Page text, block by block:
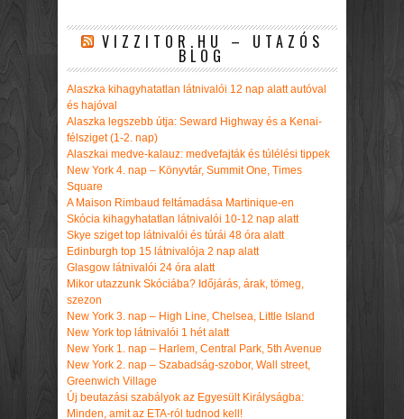
VIZZITOR.HU – UTAZÓS
BLOG
Alaszka kihagyhatatlan látnivalói 12 nap alatt autóval
és hajóval
Alaszka legszebb útja: Seward Highway és a Kenai-
félsziget (1-2. nap)
Alaszkai medve-kalauz: medvefajták és túlélési tippek
New York 4. nap – Könyvtár, Summit One, Times
Square
A Maison Rimbaud feltámadása Martinique-en
Skócia kihagyhatatlan látnivalói 10-12 nap alatt
Skye sziget top látnivalói és túrái 48 óra alatt
Edinburgh top 15 látnivalója 2 nap alatt
Glasgow látnivalói 24 óra alatt
Mikor utazzunk Skóciába? Időjárás, árak, tömeg,
szezon
New York 3. nap – High Line, Chelsea, Little Island
New York top látnivalói 1 hét alatt
New York 1. nap – Harlem, Central Park, 5th Avenue
New York 2. nap – Szabadság-szobor, Wall street,
Greenwich Village
Új beutazási szabályok az Egyesült Királyságba:
Minden, amit az ETA-ról tudnod kell!